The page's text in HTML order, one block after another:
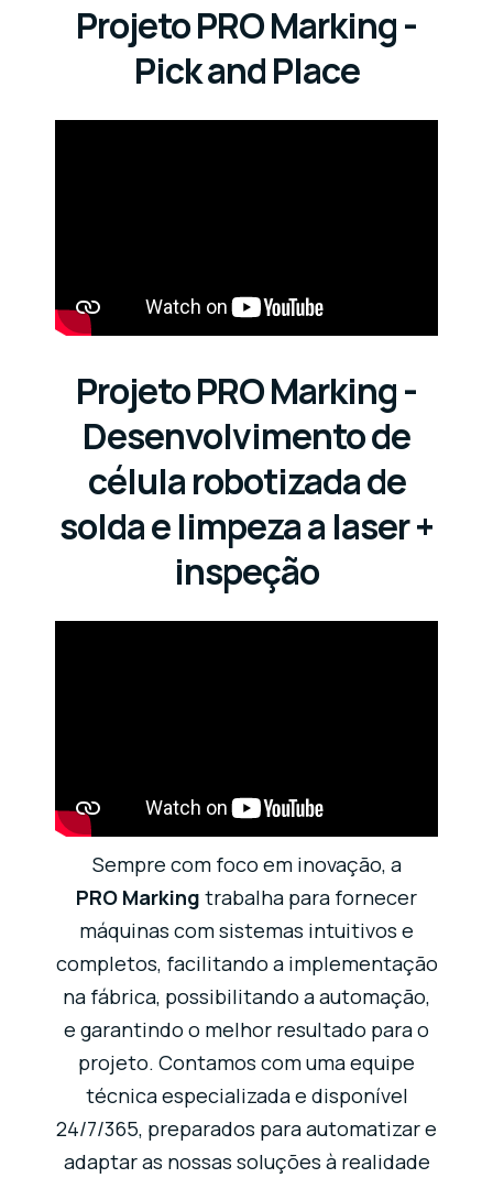
Projeto PRO Marking -
Pick and Place
Projeto PRO Marking -
Desenvolvimento de
célula robotizada de
solda e limpeza a laser +
inspeção
Sempre com foco em inovação, a
PRO Marking trabalha para fornecer
máquinas com sistemas intuitivos e
completos, facilitando a implementação
na fábrica, possibilitando a automação,
e garantindo o melhor resultado para o
projeto. Contamos com uma equipe
técnica especializada e disponível
24/7/365, preparados para automatizar e
adaptar as nossas soluções à realidade